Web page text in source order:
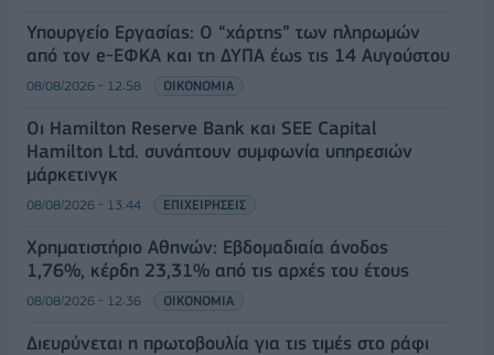
Υπουργείο Εργασίας: Ο “χάρτης” των πληρωμών
από τον e-ΕΦΚΑ και τη ΔΥΠΑ έως τις 14 Αυγούστου
08/08/2026 - 12:58 ΟΙΚΟΝΟΜΙΑ
Οι Hamilton Reserve Bank και SEE Capital
Hamilton Ltd. συνάπτουν συμφωνία υπηρεσιών
μάρκετινγκ
08/08/2026 - 13:44 ΕΠΙΧΕΙΡΗΣΕΙΣ
Χρηματιστήριο Αθηνών: Εβδομαδιαία άνοδος
1,76%, κέρδη 23,31% από τις αρχές του έτους
08/08/2026 - 12:36 ΟΙΚΟΝΟΜΙΑ
Διευρύνεται η πρωτοβουλία για τις τιμές στο ράφι